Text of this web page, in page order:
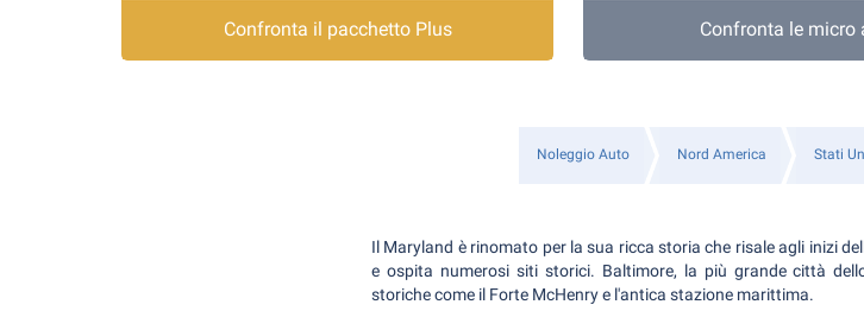
Confronta il pacchetto Plus Confronta le micro
Noleggio Auto Nord America Stati
Il Maryland è rinomato per la sua ricca storia che risale agli inizi
e ospita numerosi siti storici. Baltimore, la più grande città
storiche come il Forte McHenry e l'antica stazione marittima.